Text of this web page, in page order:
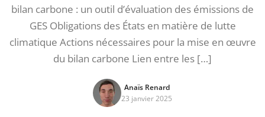
bilan carbone : un outil d’évaluation des émissions de
GES Obligations des États en matière de lutte
climatique Actions nécessaires pour la mise en œuvre
du bilan carbone Lien entre les […]
Anaïs Renard
23 janvier 2025